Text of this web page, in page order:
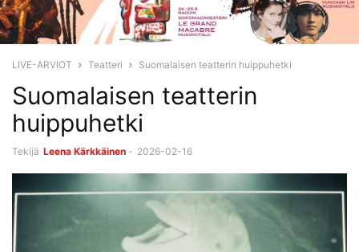
LIVE-ARVIOT Teatteri Suomalaisen teatterin huippuhetki
Suomalaisen teatterin
huippuhetki
Tekijä Leena Kärkkäinen - 2026-02-16